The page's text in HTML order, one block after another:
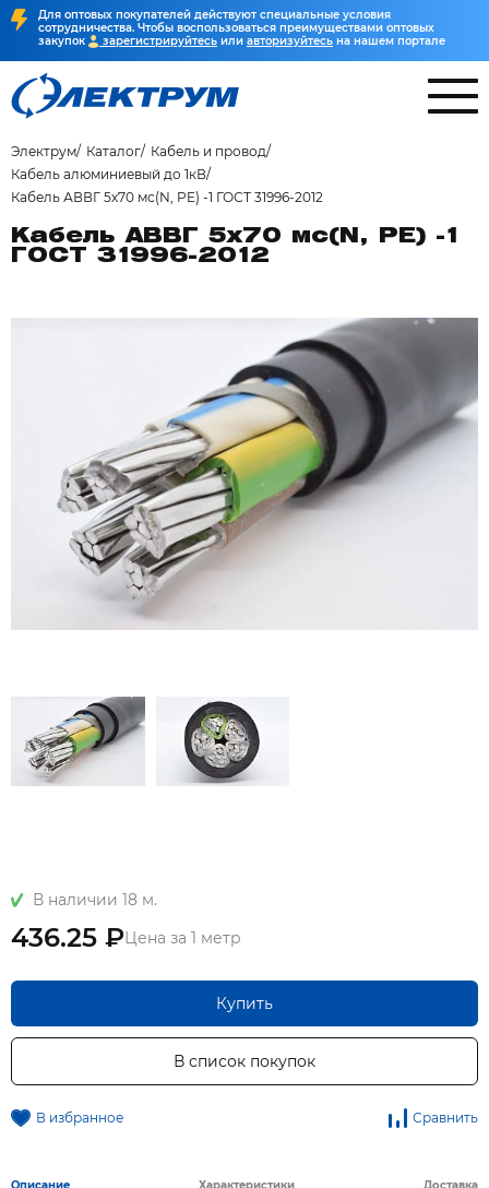
Для оптовых покупателей действуют специальные условия
сотрудничества. Чтобы воспользоваться преимуществами оптовых
закупок
зарегистрируйтесь или авторизуйтесь на нашем портале
Электрум Каталог
Кабель и провод
Кабель алюминиевый до 1кВ
Кабель АВВГ 5х70 мс(N, PE) -1 ГОСТ 31996-2012
Кабель АВВГ 5х70 мс(N, PE) -1
ГОСТ 31996-2012
В наличии 18 м.
436.25 ₽Цена за 1 метр
Купить
В список покупок
В избранное Сравнить